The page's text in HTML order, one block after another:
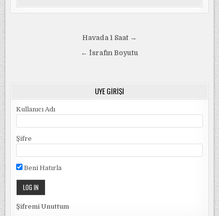
Havada 1 Saat →
← İsrafın Boyutu
ÜYE GIRIŞI
Kullanıcı Adı
Şifre
Beni Hatırla
Şifremi Unuttum